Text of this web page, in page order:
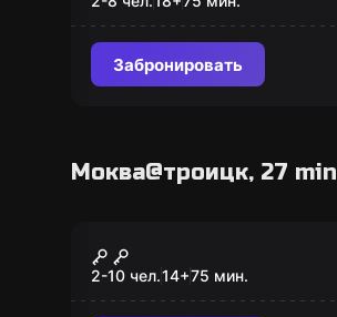
Забронировать
Моква@троицк, 27 min
Корпорация
монстров
2-10 чел.14+75 мин.